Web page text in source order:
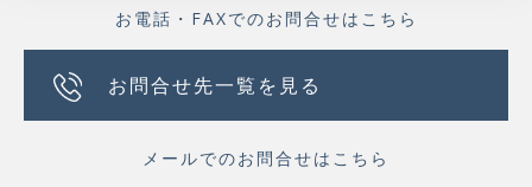
お電話・FAXでのお問合せはこちら
お問合せ先一覧を見る
メールでのお問合せはこちら